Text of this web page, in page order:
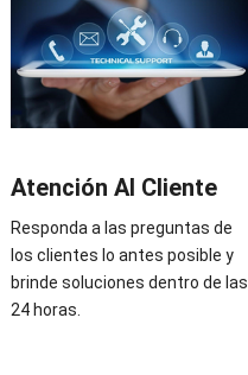
Atención Al Cliente
Responda a las preguntas de
los clientes lo antes posible y
brinde soluciones dentro de las
24 horas.